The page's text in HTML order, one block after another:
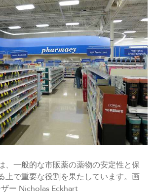
、一般的な市販薬の薬物の安定性と保
上で重要な役割を果たしています。画
ー Nicholas Eckhart